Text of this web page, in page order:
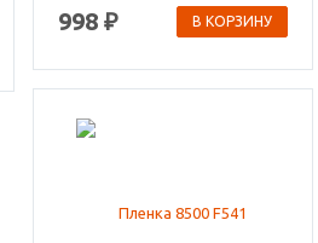
998 ₽ В КОРЗИНУ